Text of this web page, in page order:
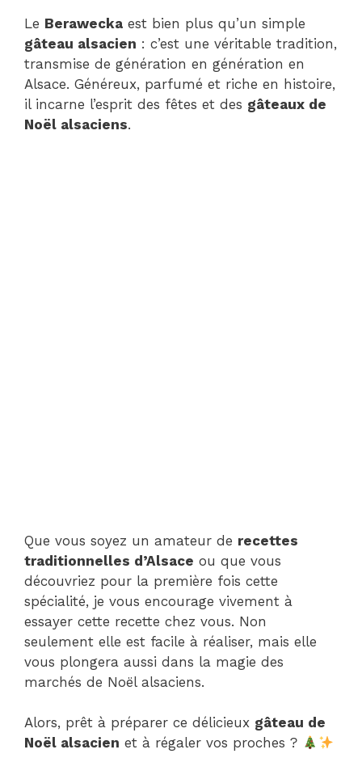
Le Berawecka est bien plus qu’un simple
gâteau alsacien : c’est une véritable tradition,
transmise de génération en génération en
Alsace. Généreux, parfumé et riche en histoire,
il incarne l’esprit des fêtes et des gâteaux de
Noël alsaciens.
Que vous soyez un amateur de recettes
traditionnelles d’Alsace ou que vous
découvriez pour la première fois cette
spécialité, je vous encourage vivement à
essayer cette recette chez vous. Non
seulement elle est facile à réaliser, mais elle
vous plongera aussi dans la magie des
marchés de Noël alsaciens.
Alors, prêt à préparer ce délicieux gâteau de
Noël alsacien et à régaler vos proches ?